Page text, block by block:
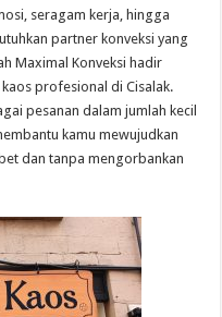
seragam kerja, hingga
partner konveksi yang
Maximal Konveksi hadir
profesional di Cisalak.
pesanan dalam jumlah kecil
kamu mewujudkan
dan tanpa mengorbankan